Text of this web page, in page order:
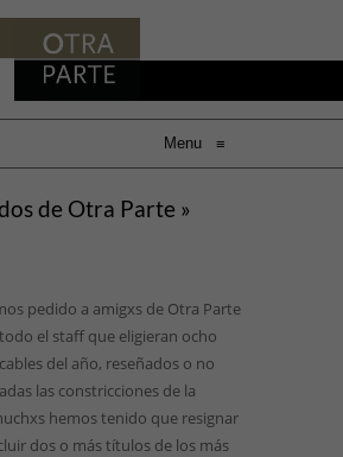
Menu ≡
de Otra Parte »
pedido a amigxs de Otra Parte
el staff que eligieran ocho
del año, reseñados o no
las constricciones de la
hemos tenido que resignar
dos o más títulos de los más